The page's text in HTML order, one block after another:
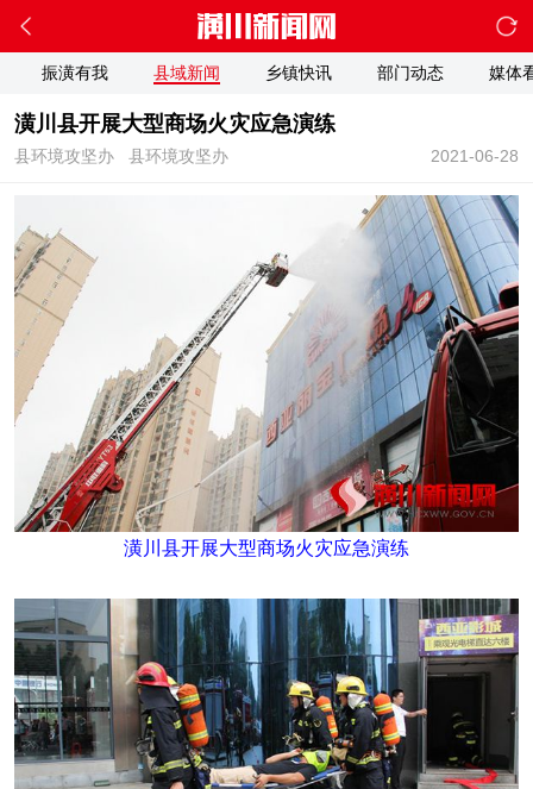
振潢有我 县域新闻 乡镇快讯 部门动态 媒体
潢川县开展大型商场火灾应急演练
2021-06-28
县环境攻坚办 县环境攻坚办
潢川县开展大型商场火灾应急演练